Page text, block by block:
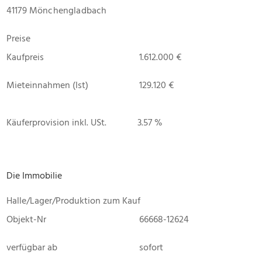
41179 Mönchengladbach
Preise
Kaufpreis
1.612.000 €
Mieteinnahmen (Ist)
129.120 €
Käuferprovision inkl. USt. 3.57 %
Die Immobilie
Halle/Lager/Produktion zum Kauf
Objekt-Nr
66668-12624
verfügbar ab
sofort